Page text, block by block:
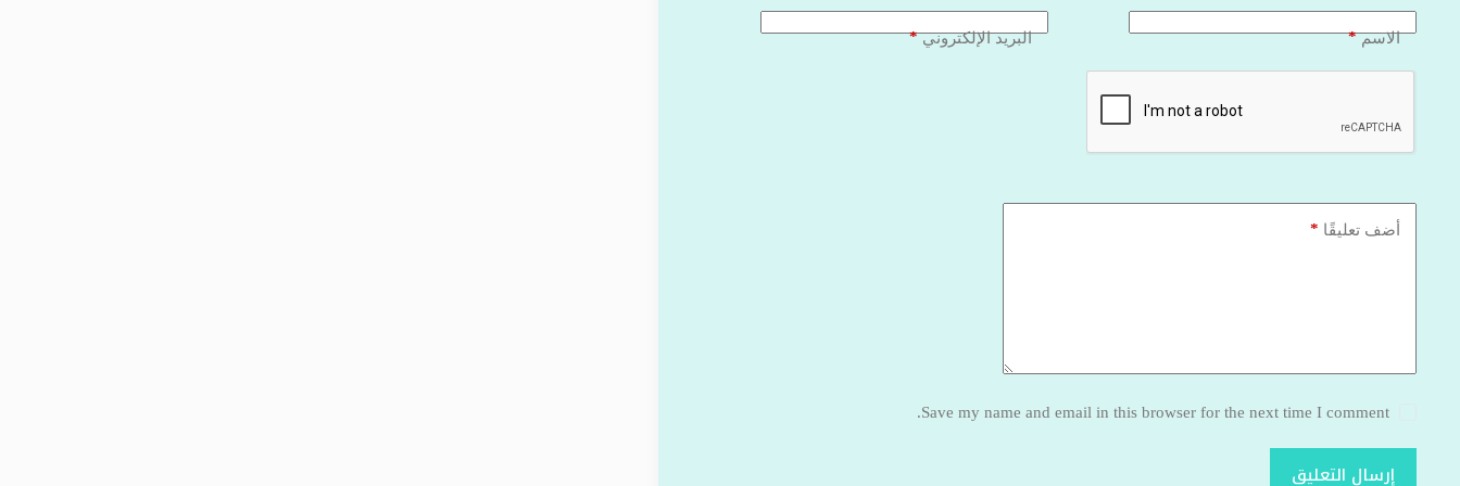
الاسم* البريد الإلكتروني*
أضف تعليقًا *
Save my name and email in this browser for the next time I comment.
إرسال التعليق